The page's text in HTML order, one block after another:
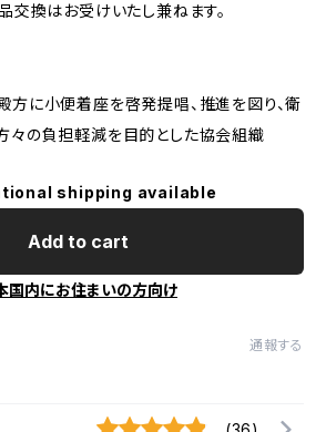
交換はお受けいたし兼ねます。
に小便着座を啓発提唱、推進を図り、衛
々の負担軽減を目的とした協会組織
shipping available
Add to cart
国内にお住まいの方向け
通報する